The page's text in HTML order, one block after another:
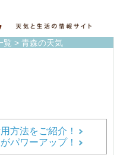
覧 > 青森の天気
方法をご紹介！
パワーアップ！